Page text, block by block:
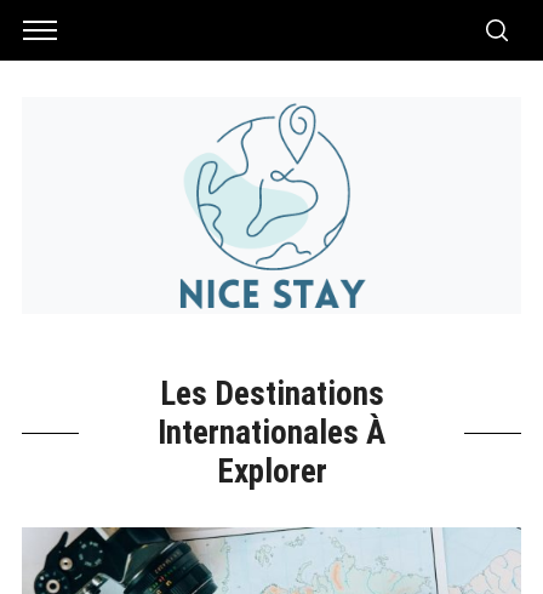
Les Destinations
Internationales À
Explorer